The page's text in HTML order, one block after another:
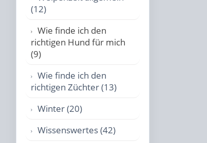
(12)
Wie finde ich den
richtigen Hund für mich
(9)
Wie finde ich den
richtigen Züchter (13)
Winter (20)
Wissenswertes (42)